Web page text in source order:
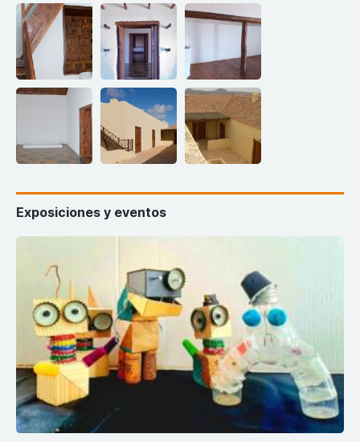
Exposiciones y eventos